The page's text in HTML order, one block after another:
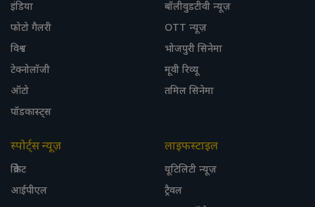
इंडिया
फोटो गैलरी
विश्व
टेक्नोलॉजी
ऑटो
पॉडकास्ट्स
बॉलीवुडटीवी न्यूज़
OTT न्यूज़
भोजपुरी सिनेमा
मूवी रिव्यू
तमिल सिनेमा
स्पोर्ट्स न्यूज़
क्रिकेट
आईपीएल
लाइफस्टाइल
यूटिलिटी न्यूज़
ट्रैवल